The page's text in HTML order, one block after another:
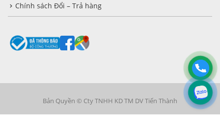
Chính sách Đổi – Trả hàng
Bản Quyền © Cty TNHH KD TM DV Tiến Thành